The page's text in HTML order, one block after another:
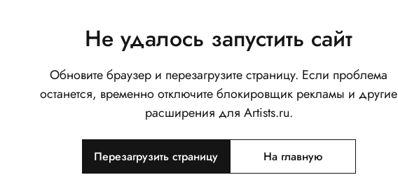
Не удалось запустить сайт
Обновите браузер и перезагрузите страницу. Если проблема
останется, временно отключите блокировщик рекламы и другие
расширения для Artists.ru.
Перезагрузить страницу На главную